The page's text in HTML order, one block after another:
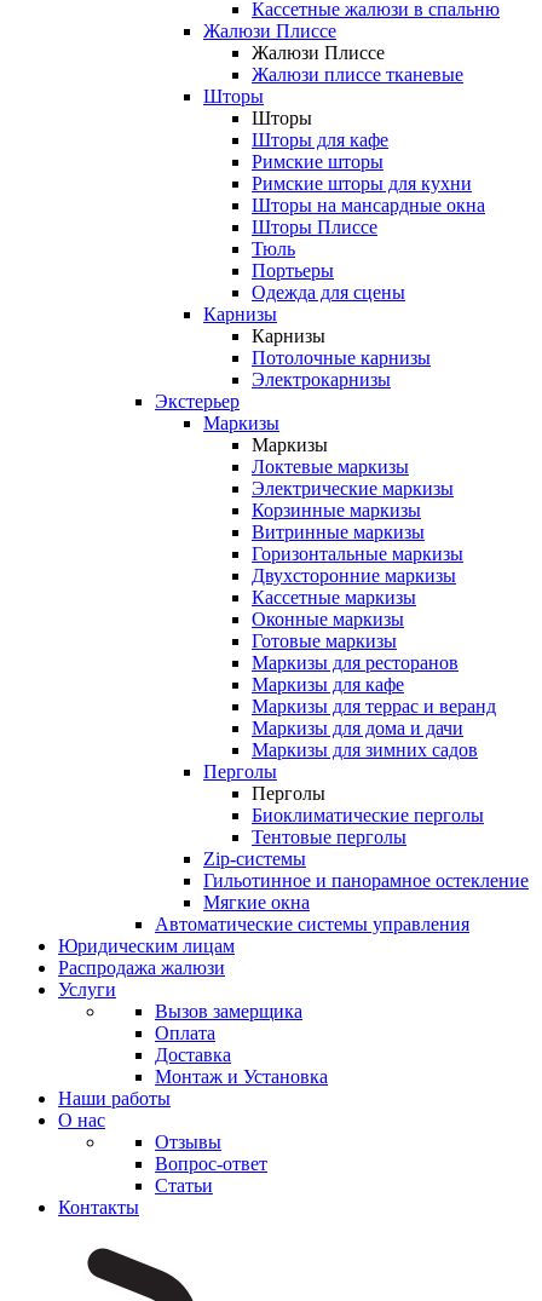
Кассетные жалюзи в спальню
Жалюзи Плиссе
Жалюзи Плиссе
Жалюзи плиссе тканевые
Шторы
Шторы
Шторы для кафе
Римские шторы
Римские шторы для кухни
Шторы на мансардные окна
Шторы Плиссе
Тюль
Портьеры
Одежда для сцены
Карнизы
Карнизы
Потолочные карнизы
Электрокарнизы
Экстерьер
Маркизы
Маркизы
Локтевые маркизы
Электрические маркизы
Корзинные маркизы
Витринные маркизы
Горизонтальные маркизы
Двухсторонние маркизы
Кассетные маркизы
Оконные маркизы
Готовые маркизы
Маркизы для ресторанов
Маркизы для кафе
Маркизы для террас и веранд
Маркизы для дома и дачи
Маркизы для зимних садов
Перголы
Перголы
Биоклиматические перголы
Тентовые перголы
Zip-системы
Гильотинное и панорамное остекление
Мягкие окна
Автоматические системы управления
Юридическим лицам
Распродажа жалюзи
Услуги
Вызов замерщика
Оплата
Доставка
Монтаж и Установка
Наши работы
О нас
Отзывы
Вопрос-ответ
Статьи
Контакты